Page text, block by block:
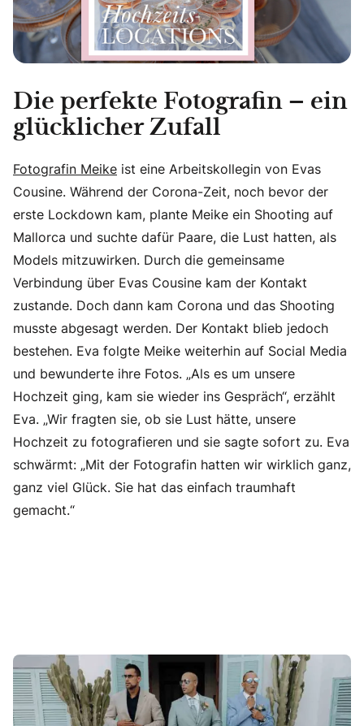
Die perfekte Fotografin – ein
glücklicher Zufall
Fotografin Meike ist eine Arbeitskollegin von Evas
Cousine. Während der Corona-Zeit, noch bevor der
erste Lockdown kam, plante Meike ein Shooting auf
Mallorca und suchte dafür Paare, die Lust hatten, als
Models mitzuwirken. Durch die gemeinsame
Verbindung über Evas Cousine kam der Kontakt
zustande. Doch dann kam Corona und das Shooting
musste abgesagt werden. Der Kontakt blieb jedoch
bestehen. Eva folgte Meike weiterhin auf Social Media
und bewunderte ihre Fotos. „Als es um unsere
Hochzeit ging, kam sie wieder ins Gespräch“, erzählt
Eva. „Wir fragten sie, ob sie Lust hätte, unsere
Hochzeit zu fotografieren und sie sagte sofort zu. Eva
schwärmt: „Mit der Fotografin hatten wir wirklich ganz,
ganz viel Glück. Sie hat das einfach traumhaft
gemacht.“